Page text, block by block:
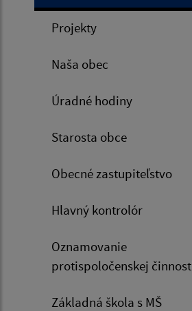
Projekty
Naša obec
Úradné hodiny
Starosta obce
Obecné zastupiteľstvo
Hlavný kontrolór
Oznamovanie
protispoločenskej
Základná škola s MŠ